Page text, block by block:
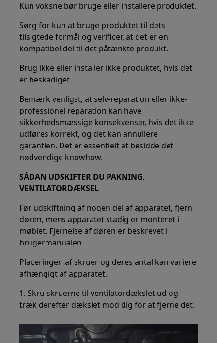
Kun voksne bør bruge eller installere produktet.
Sørg for kun at bruge produktet til dets
tilsigtede formål og verificer, at det er en
kompatibel del til det påtænkte produkt.
Brug ikke eller installer ikke produktet, hvis det
er beskadiget.
Bemærk venligst, at selv-reparation eller ikke-
professionel reparation kan have
sikkerhedsmæssige konsekvenser, hvis det ikke
udføres korrekt, og det kan annullere
garantien. Det er essentielt at besidde det
nødvendige knowhow.
SÅDAN UDSKIFTER DU PAKNING,
VENTILATORDÆKSEL
Før udskiftning af nogen del af apparatet, fjern
døren, mens apparatet stadig er monteret i
møblet. Fjernelse af døren er beskrevet i
brugermanualen.
Placeringen af skruer og deres antal kan variere
afhængigt af apparatet.
1. Skru skruerne til ventilatordækslet ud og
træk derefter dækslet mod dig for at fjerne det.